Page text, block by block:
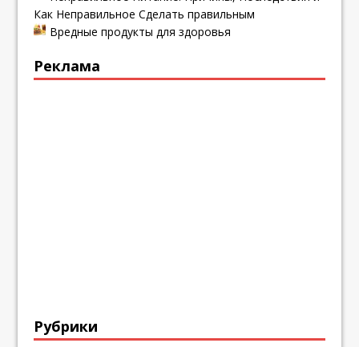
Как Неправильное Сделать правильным
Вредные продукты для здоровья
Реклама
Рубрики